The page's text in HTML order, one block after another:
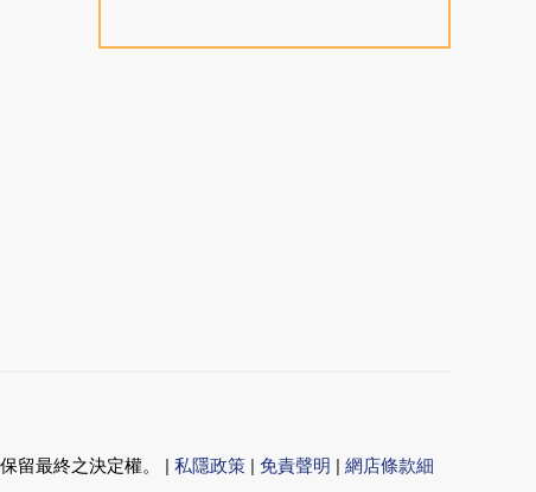
留最終之決定權。 | 私隱政策 | 免責聲明 | 網店條款細